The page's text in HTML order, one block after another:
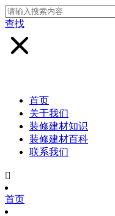
查找
首页
关于我们
装修建材知识
装修建材百科
联系我们

首页